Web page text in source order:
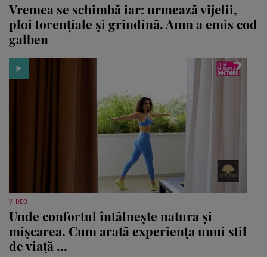
Vremea se schimbă iar: urmează vijelii,
ploi torențiale și grindină. Anm a emis cod
galben
VIDEO
Unde confortul întâlnește natura și
mișcarea. Cum arată experiența unui stil
de viață ...